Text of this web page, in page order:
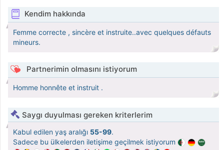
Kendim hakkında
Femme correcte , sincère et instruite..avec quelques défauts
mineurs.
Partnerimin olmasını istiyorum
Homme honnête et instruit .
Saygı duyulması gereken kriterlerim
Kabul edilen yaş aralığı 55-99.
Sadece bu ülkelerden iletişime geçilmek istiyorum